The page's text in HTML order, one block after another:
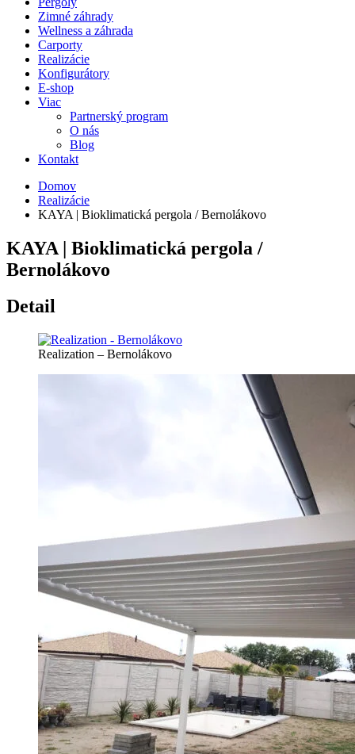
Zimné záhrady
Wellness a záhrada
Carporty
Realizácie
Konfigurátory
E-shop
Viac
Partnerský program
O nás
Blog
Kontakt
Domov
Realizácie
KAYA | Bioklimatická pergola / Bernolákovo
KAYA | Bioklimatická pergola /
Bernolákovo
Detail
Realization – Bernolákovo